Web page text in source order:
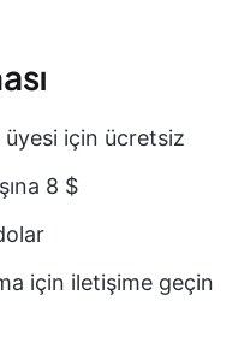
üyesi için ücretsiz
8 $
için iletişime geçin